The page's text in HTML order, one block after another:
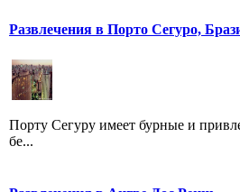
Развлечения в Порто Сегуро,
Порту Сегуру имеет бурные и
бе...